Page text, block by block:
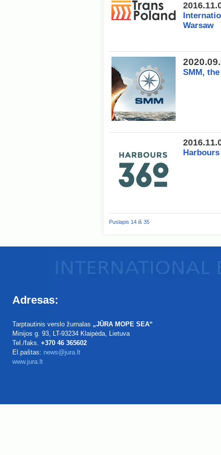
Warsaw
SMM,
Puslapis 14 iš 35
Adresas:
Tarptautinis verslo žurnalas „JŪRA MOPE SEA“
Minijos g. 93 , LT-93234 Klaipėda, Lietuva
Tel./faks. +370 46 365602
El.paštas: news@jura.lt
www.jura.lt